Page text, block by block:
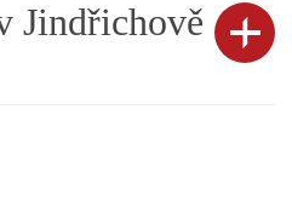
Jindřichově